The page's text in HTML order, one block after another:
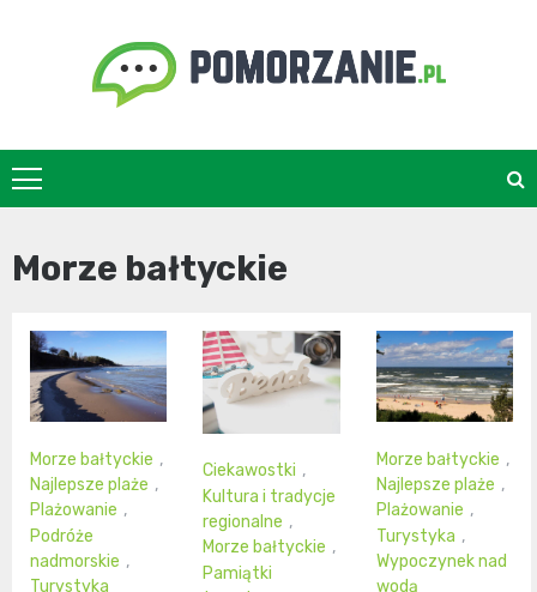
pomorzanie.pl
Morze bałtyckie
Morze bałtyckie ,
Najlepsze plaże ,
Plażowanie ,
Podróże
nadmorskie ,
Turystyka
Ciekawostki ,
Kultura i tradycje
regionalne ,
Morze bałtyckie ,
Pamiątki
Morze bałtyckie ,
Najlepsze plaże ,
Plażowanie ,
Turystyka ,
Wypoczynek nad
wodą